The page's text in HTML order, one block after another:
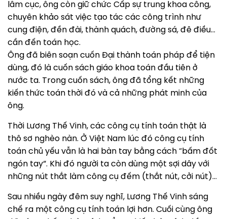
lâm cục, ông còn giữ chức Cấp sự trung khoa công,
chuyên khảo sát việc tạo tác các công trình như
cung điện, đền đài, thành quách, đường sá, đê điều…
cần đến toán học.
Ông đã biên soạn cuốn Đại thành toán pháp để tiện
dùng, đó là cuốn sách giáo khoa toán đầu tiên ở
nước ta. Trong cuốn sách, ông đã tổng kết những
kiến thức toán thời đó và cả những phát minh của
ông.
Thời Lương Thế Vinh, các công cụ tính toán thật là
thô sơ nghèo nàn. Ở Việt Nam lúc đó công cụ tính
toán chủ yếu vẫn là hai bàn tay bằng cách “bấm đốt
ngón tay”. Khi đó người ta còn dùng một sợi dây với
những nút thắt làm công cụ đếm (thắt nút, cởi nút)…
Sau nhiều ngày đêm suy nghĩ, Lương Thế Vinh sáng
chế ra một công cụ tính toán lợi hơn. Cuối cùng ông